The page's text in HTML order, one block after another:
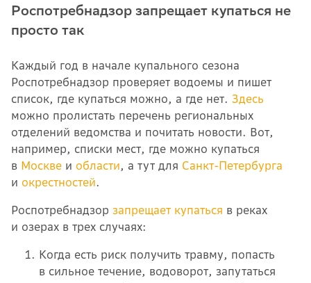
Роспотребнадзор запрещает купаться не
просто так
Каждый год в начале купального сезона
Роспотребнадзор проверяет водоемы и пишет
список, где купаться можно, а где нет. Здесь
можно пролистать перечень региональных
отделений ведомства и почитать новости. Вот,
например, списки мест, где можно купаться
в Москве и области, а тут для Санкт-Петербурга
и окрестностей.
Роспотребнадзор запрещает купаться в реках
и озерах в трех случаях:
Когда есть риск получить травму, попасть
в сильное течение, водоворот, запутаться